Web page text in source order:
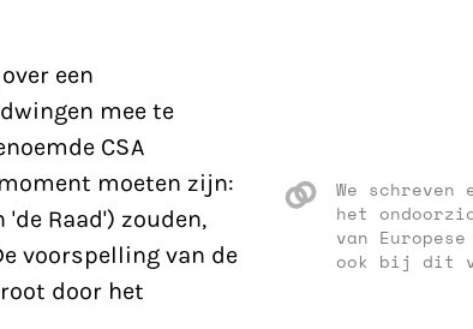
een
mee te
CSA
We schreven
het
van
ook bij dit
moeten zijn:
Raad') zouden,
voorspelling van de
door het